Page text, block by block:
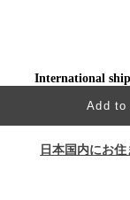
International
Add to
日本国内にお